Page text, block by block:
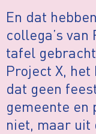
En dat
collega’s van
tafel
Project X,
dat geen
gemeente en
niet, maar uit